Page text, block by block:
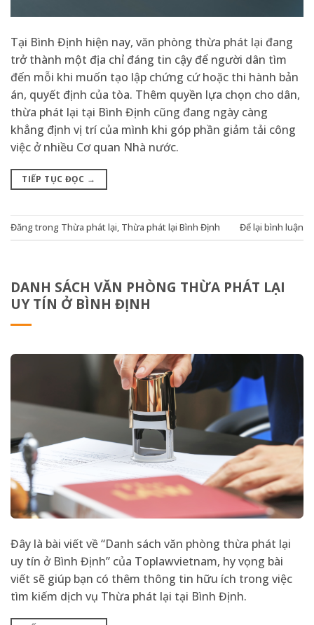
Tại Bình Định hiện nay, văn phòng thừa phát lại đang
trở thành một địa chỉ đáng tin cậy để người dân tìm
đến mỗi khi muốn tạo lập chứng cứ hoặc thi hành bản
án, quyết định của tòa. Thêm quyền lựa chọn cho dân,
thừa phát lại tại Bình Định cũng đang ngày càng
khẳng định vị trí của mình khi góp phần giảm tải công
việc ở nhiều Cơ quan Nhà nước.
TIẾP TỤC ĐỌC →
Đăng trong Thừa phát lại, Thừa phát lại Bình Định Để lại bình luận
DANH SÁCH VĂN PHÒNG THỪA PHÁT LẠI
UY TÍN Ở BÌNH ĐỊNH
Đây là bài viết về “Danh sách văn phòng thừa phát lại
uy tín ở Bình Định” của Toplawvietnam, hy vọng bài
viết sẽ giúp bạn có thêm thông tin hữu ích trong việc
tìm kiếm dịch vụ Thừa phát lại tại Bình Định.